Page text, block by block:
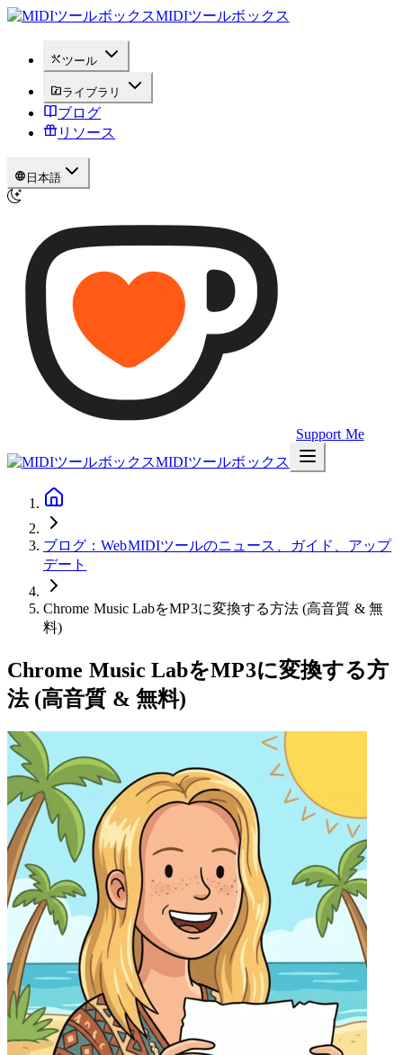
MIDIツールボックス
ツール
ライブラリ
ブログ
リソース
日本語
Support Me
MIDIツールボックス
ブログ：WebMIDIツールのニュース、ガイド、アップ
デート
Chrome Music LabをMP3に変換する方法 (高音質 & 無
料)
Chrome Music LabをMP3に変換する方
法 (高音質 & 無料)